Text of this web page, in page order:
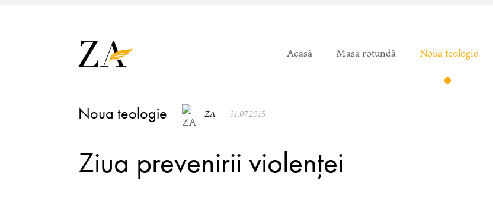
Acasă Masa rotundă Noua teologie
Noua teologie ZA 31.07.2015
Ziua prevenirii violenței